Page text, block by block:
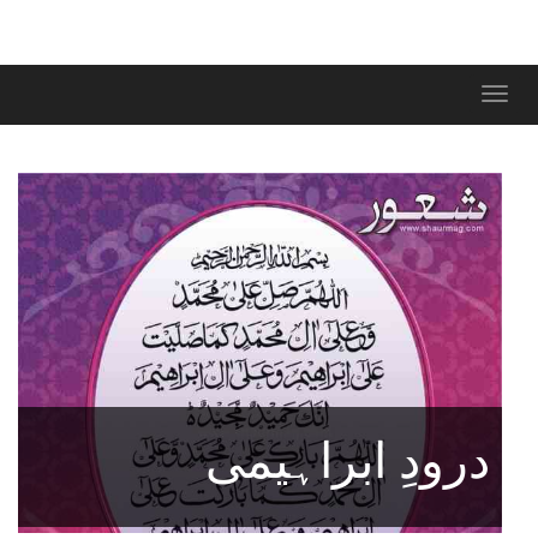
Toggle
درودِ ابراہیمی